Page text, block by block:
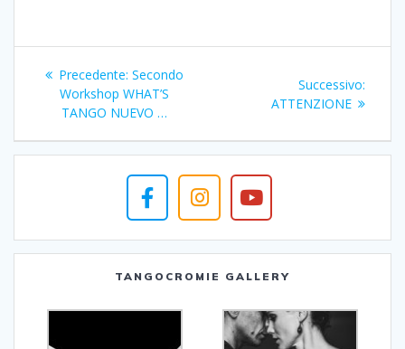
Navigazione
articoli
Precedente: Articolo
precedente:
Secondo
Workshop WHAT’S
TANGO NUEVO …
Successivo:
ATTENZIONE
TANGOCROMIE GALLERY